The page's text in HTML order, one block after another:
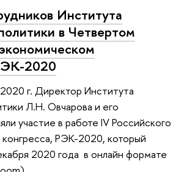
Института
в Четвертом
2020
г. Директор Института
Л.Н. Овчарова и его
участие в работе IV Российского
РЭК-2020, который
2020 года в онлайн формате